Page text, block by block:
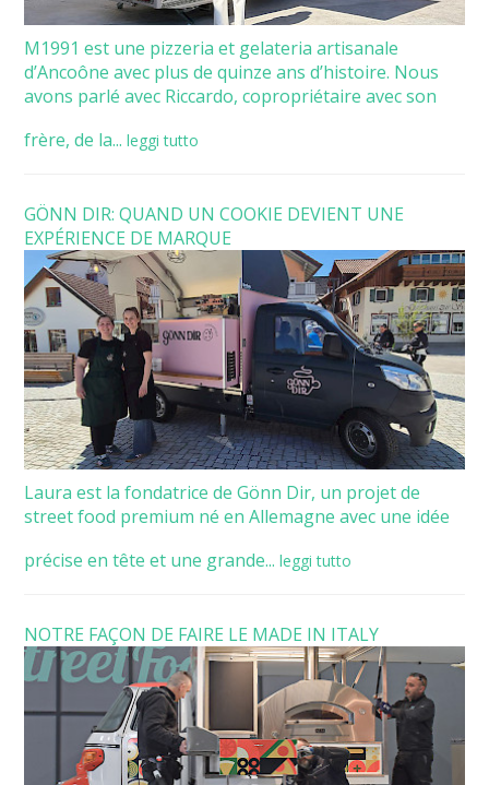
M1991 est une pizzeria et gelateria artisanale
d’Ancoône avec plus de quinze ans d’histoire. Nous
avons parlé avec Riccardo, copropriétaire avec son
frère, de la... leggi tutto
GÖNN DIR: QUAND UN COOKIE DEVIENT UNE
EXPÉRIENCE DE MARQUE
Laura est la fondatrice de Gönn Dir, un projet de
street food premium né en Allemagne avec une idée
précise en tête et une grande... leggi tutto
NOTRE FAÇON DE FAIRE LE MADE IN ITALY